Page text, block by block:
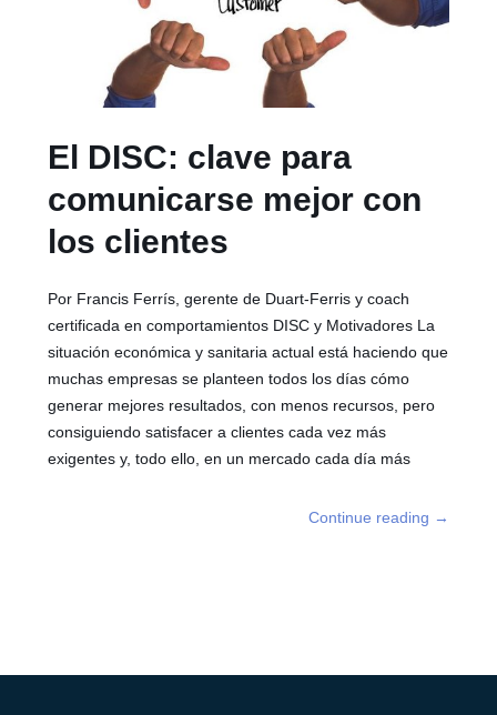
El DISC: clave para
comunicarse mejor con
los clientes
Por Francis Ferrís, gerente de Duart-Ferris y coach
certificada en comportamientos DISC y Motivadores La
situación económica y sanitaria actual está haciendo que
muchas empresas se planteen todos los días cómo
generar mejores resultados, con menos recursos, pero
consiguiendo satisfacer a clientes cada vez más
exigentes y, todo ello, en un mercado cada día más
Continue reading →